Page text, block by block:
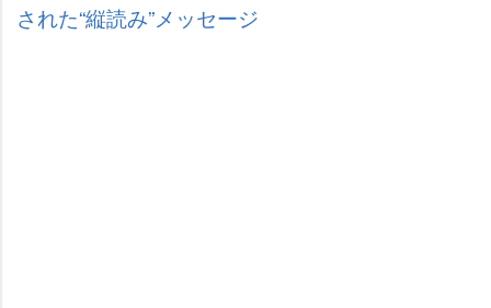
された“縦読み”メッセージ